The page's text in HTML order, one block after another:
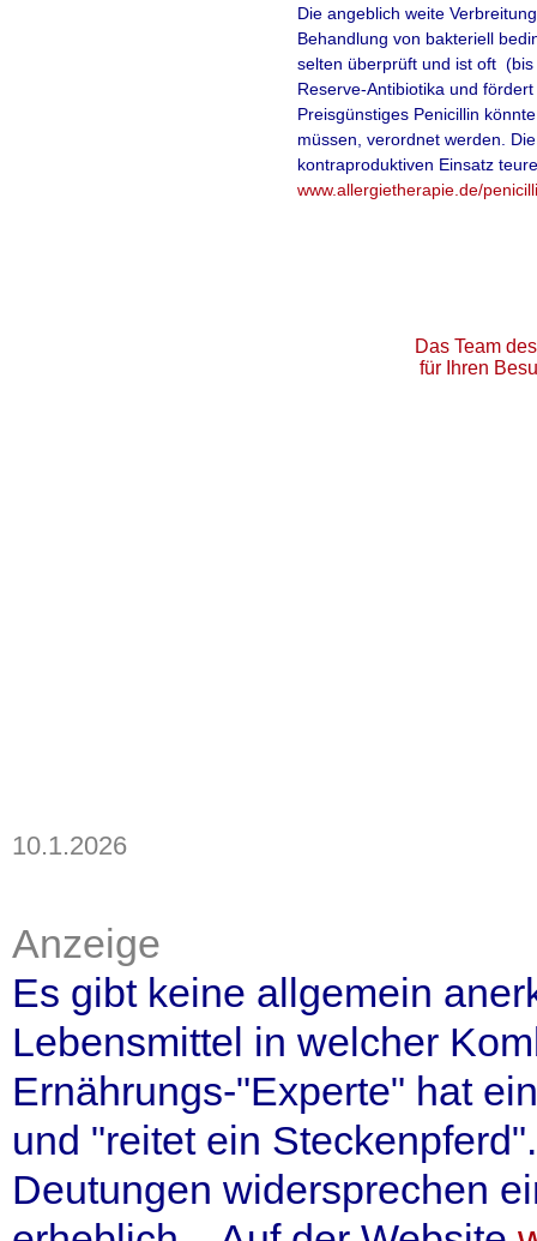
Die angeblich weite
Behandlung von bakteriell
selten überprüft und ist oft
Reserve-Antibiotika und
Preisgünstiges Penicillin
müssen, verordnet werden.
kontraproduktiven Einsatz
www.allergietherapie.de/
10.1.2026
Anzeige
Es gibt keine allgemein
Lebensmittel in welcher
Ernährungs-"Experte" hat
und "reitet ein
Deutungen widersprechen